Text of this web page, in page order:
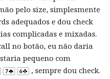
pelo size, simplesmente
adequados e dou check
complicadas e mixadas.
no botão, eu não daria
pequeno com
, sempre dou check.